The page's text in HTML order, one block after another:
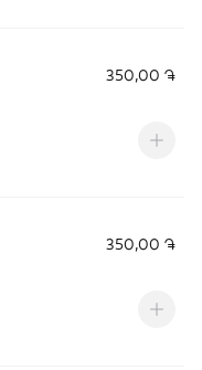
350,00 ֏
350,00 ֏